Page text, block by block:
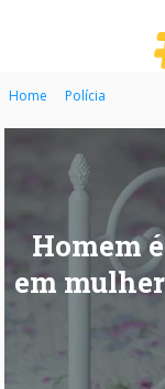
Home Polícia
Homem
em